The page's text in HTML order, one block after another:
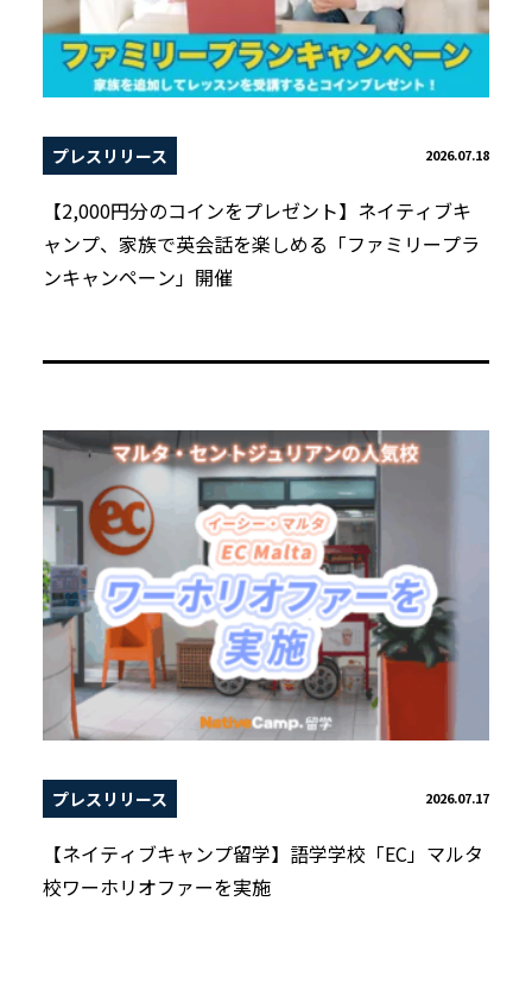
プレスリリース 2026.07.18
【2,000円分のコインをプレゼント】ネイティブキ
ャンプ、家族で英会話を楽しめる「ファミリープラ
ンキャンペーン」開催
プレスリリース 2026.07.17
【ネイティブキャンプ留学】語学学校「EC」マルタ
校ワーホリオファーを実施